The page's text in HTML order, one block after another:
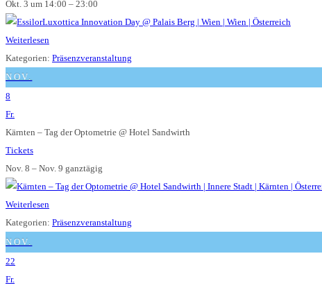
Okt. 3 um 14:00 – 23:00
Weiterlesen
Kategorien: Präsenzveranstaltung
NOV.
8
Fr.
Kärnten – Tag der Optometrie @ Hotel Sandwirth
Tickets
Nov. 8 – Nov. 9 ganztägig
Weiterlesen
Kategorien: Präsenzveranstaltung
NOV.
22
Fr.